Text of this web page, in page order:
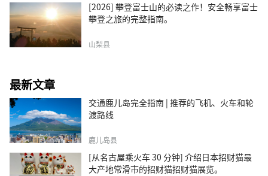
[2026] 攀登富士山的必读之作！安全畅享富士
攀登之旅的完整指南。
山梨县
最新文章
交通鹿儿岛完全指南 | 推荐的飞机、火车和轮
渡路线
鹿儿岛县
[从名古屋乘火车 30 分钟] 介绍日本招财猫最
大产地常滑市的招财猫招财猫展览。